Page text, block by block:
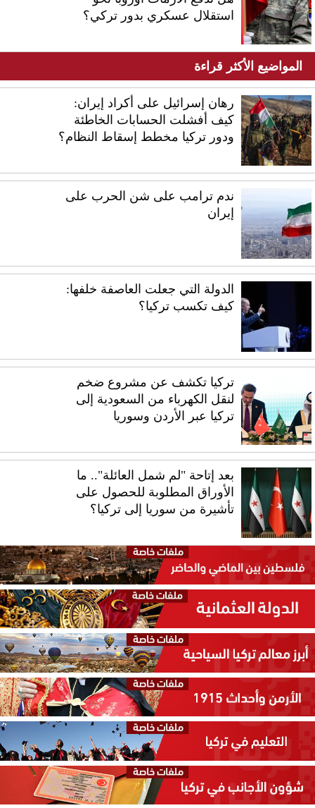
استقلال عسكري بدور تركي؟
المواضيع الأكثر قراءة
رهان إسرائيل على أكراد إيران:
كيف أفشلت الحسابات الخاطئة
ودور تركيا مخطط إسقاط النظام؟
ندم ترامب على شن الحرب على
إيران
الدولة التي جعلت العاصفة خلفها:
كيف تكسب تركيا؟
تركيا تكشف عن مشروع ضخم
لنقل الكهرباء من السعودية إلى
تركيا عبر الأردن وسوريا
بعد إتاحة "لم شمل العائلة".. ما
الأوراق المطلوبة للحصول على
تأشيرة من سوريا إلى تركيا؟